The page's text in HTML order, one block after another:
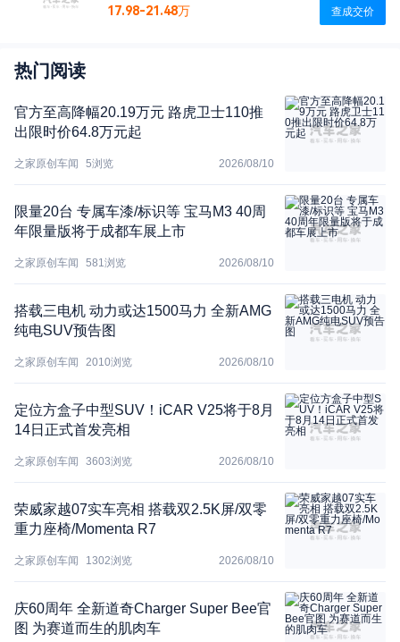
17.98-21.48万 查成交价
热门阅读
官方至高降幅20.19万元 路虎卫士110推
出限时价64.8万元起
之家原创车闻 5浏览 2026/08/10
限量20台 专属车漆/标识等 宝马M3 40周
年限量版将于成都车展上市
之家原创车闻 581浏览 2026/08/10
搭载三电机 动力或达1500马力 全新AMG
纯电SUV预告图
之家原创车闻 2010浏览 2026/08/10
定位方盒子中型SUV！iCAR V25将于8月
14日正式首发亮相
之家原创车闻 3603浏览 2026/08/10
荣威家越07实车亮相 搭载双2.5K屏/双零
重力座椅/Momenta R7
之家原创车闻 1302浏览 2026/08/10
庆60周年 全新道奇Charger Super Bee官
图 为赛道而生的肌肉车